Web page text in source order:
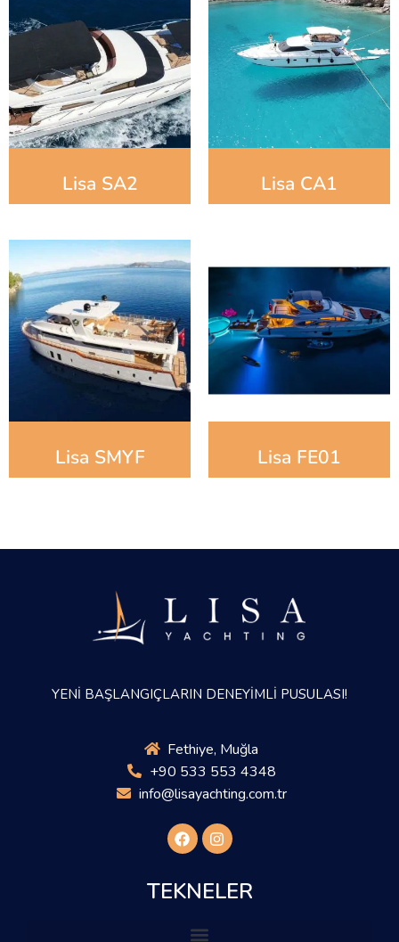
Lisa SA2 Lisa CA1
Lisa SMYF Lisa FE01
YENİ BAŞLANGIÇLARIN DENEYİMLİ PUSULASI!
Fethiye, Muğla
+90 533 553 4348
info@lisayachting.com.tr
TEKNELER